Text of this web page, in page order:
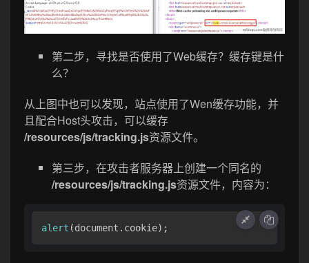
第二步，寻找是否使用了Web缓存？缓存键是什
么？
从上图中也可以发现，站点使用了Wen缓存功能，并
且配合Host头攻击，可以缓存
/resources/js/tracking.js资源文件。
第三步，在攻击者服务器上创建一个同名的
/resources/js/tracking.js资源文件，内容为：
alert (document.cookie);